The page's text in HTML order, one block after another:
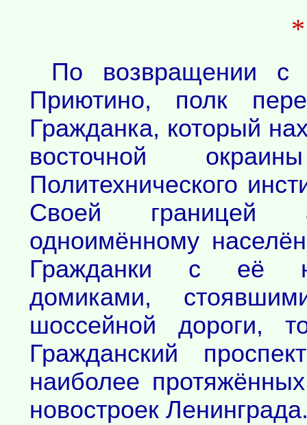
По возвращении с
Приютино, полк
Гражданка, который
восточной
Политехнического
Своей границей
одноимённому
Гражданки с её
домиками,
шоссейной дороги,
Гражданский
наиболее
новостроек